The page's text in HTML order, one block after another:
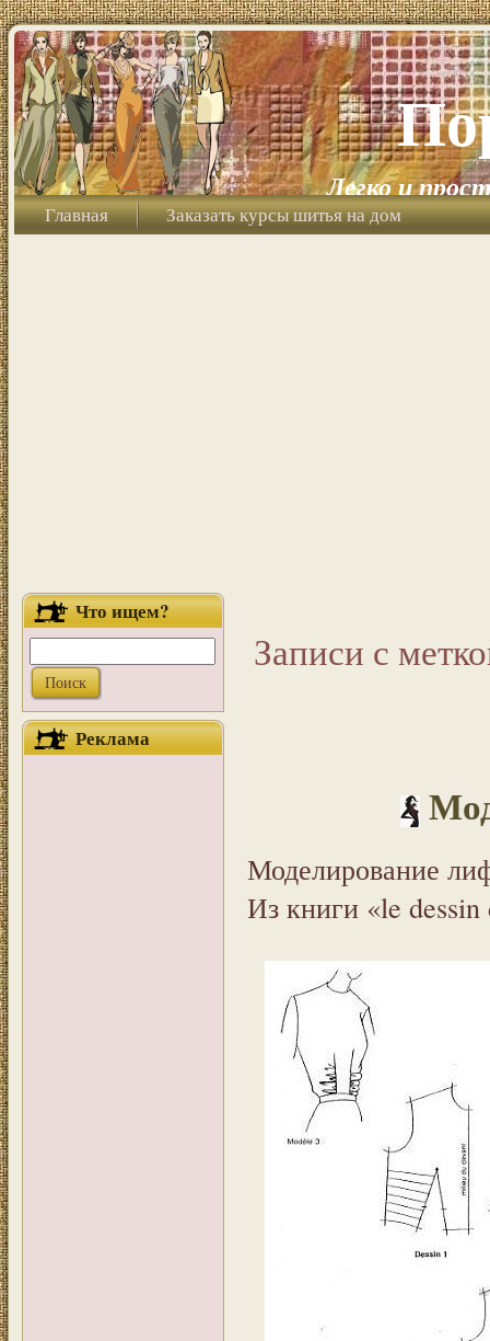
Легко и
Главная Заказать курсы шитья на дом
Что ищем?
Реклама
Записи с
Моделирование
Из книги «le dessin